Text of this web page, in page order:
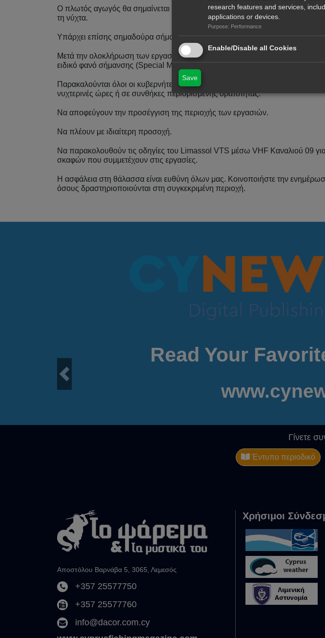
Ο πλωτός αγωγός θα σημαίνεται με φωτιζόμενες σημαδούρες ανά περίπου 50
τη νύχτα.
Υπάρχει επίσης σημαδούρα σήμανσης στην περιοχή.
Μετά την ολοκλήρωση των εργασιών, η τελική θέση του αγωγού θα
ειδικό φανό σήμανσης (Special Mark – IALA Region A).
Παρακαλούνται όλοι οι κυβερνήτες σκαφών, ερασιτέχνες και επαγγελματίες
νυχτερινές ώρες ή σε συνθήκες περιορισμένης ορατότητας:
Να αποφεύγουν την προσέγγιση της περιοχής των εργασιών.
Να πλέουν με ιδιαίτερη προσοχή.
Να παρακολουθούν τις οδηγίες του Limassol VTS μέσω VHF Καναλιού 09 για
σκαφών που συμμετέχουν στις εργασίες.
Η ασφάλεια στη θάλασσα είναι ευθύνη όλων μας. Κοινοποιήστε την
όσους δραστηριοποιούνται στη συγκεκριμένη περιοχή.
Read Your
Γίνετε
Έντυπο περιοδικό
Αποστόλου Βαρνάβα 5, 3065, Λεμεσός
+357 25577750
+357 25577760
info@dacor.com.cy
Χρήσιμοι
research features and services,
applications or devices.
Purpose: Performance
Enable/Disable all Cookies
Save